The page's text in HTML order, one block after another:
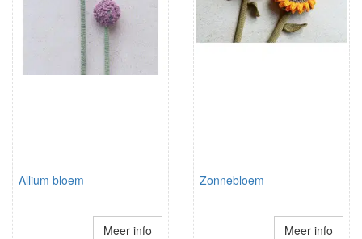
Allium bloem
Meer info
Zonnebloem
Meer info